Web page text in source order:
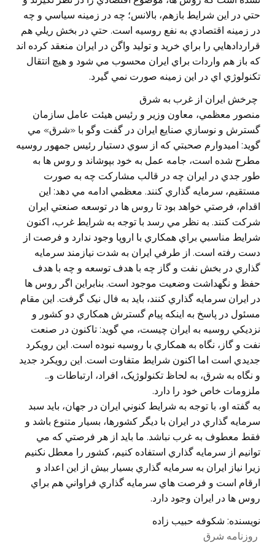
حتي در اين شرايط بازهم، بالانس؛ چه در زمينه سياسي و چه
در زمينه اقتصادي به نفع روسيه است. حتي در بخش ريلي هم
قراردادهايي را براي خريد و توليد واگن در ايران منعقد كرده اند
كه باز هم واردات براي ايران محسوب مي شود و هيچ انتقال
تكنولوژي اي در اين زمينه صورت نمي گيرد.
چرخش ايران از غرب به شرق
منصور معظمي، معاون وزير و رئيس هيئت عامل سازمان
گسترش و نوسازي صنايع ايران در گفت وگو با «شرق» مي
گويد: اميدوارم صحبتي که از سوي دستيار رئيس جمهور روسيه
مطرح شده است، جامه عمل به خود بپوشاند و روس ها به
طور جدي در ايران چه در قالب مشارکت چه به صورت
مستقيم، سرمايه گذاري کنند. معظمي ادامه مي دهد: اين
اقدام، فرصتي خواهد بود تا روس ها در توسعه صنعتي ايران
شرکت کنند. به نظر مي رسد با توجه به شرايط غرب، اکنون
شرايط مناسبي براي همکاري با اروپا وجود ندارد و فرصت از
دست رفته است. از طرفي ايران به شدت نيازمند سرمايه
گذاري در بخش نفت و گاز چه با هدف توسعه و چه با هدف
حفظ و نگهداشت وضعيت موجود است. بنابراين اگر روس ها
در ايران سرمايه گذاري کنند، بايد به فال نيک گرفت. اين مقام
مسئول در پاسخ به اينکه پيام گسترش همکاري دو کشور و
نزديکي روسيه به ايران چيست، مي گويد: تاکنون در صنعت
نفت و گاز، نگاه به همکاري با روسيه نبوده است. اين رويکرد
جديدي است اما اکنون شرايط متفاوت است. اين رويکرد جديد
و نگاه به شرق، به لحاظ تکنولوژيک، افراد، ارتباطات و…
ملزومات خاص خود را دارد.
به گفته او، با توجه به شرايط کنوني ايران در جهان، بايد سبد
سرمايه گذاري در ايران با ديگر کشورها، بسيار متنوع باشد و
فقط معطوف به غرب نباشد. ما بايد از هر فرصتي که مي
توانيم از سرمايه گذاري استفاده کنيم، کشور را معطل نکنيم
زيرا نياز ايران به سرمايه گذاري بسيار بيش از اين اعداد و
ارقام است و فرصت هاي سرمايه گذاري فراواني هم براي
روس ها در ايران وجود دارد.
نويسنده: شكوفه حبيب زاده
روزنامه شرق